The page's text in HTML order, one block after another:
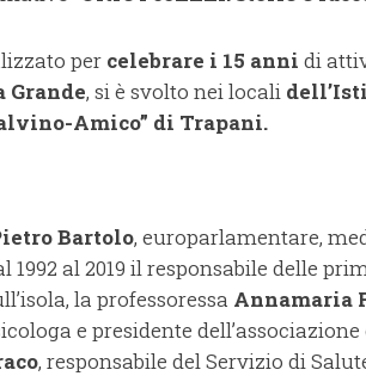
per celebrare i 15 anni di
Grande, si è svolto nei locali
Amico” di Trapani.
Bartolo, europarlamentare,
1992 al 2019 il responsabile delle
la professoressa Annamaria
e presidente
, responsabile del Servizio di